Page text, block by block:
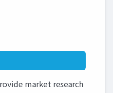
market research